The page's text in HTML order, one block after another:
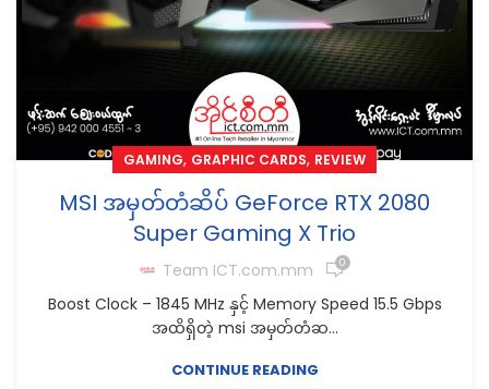
GAMING, GRAPHIC CARDS, REVIEW
MSI အမှတ်တံဆိပ် GeForce RTX 2080
Super Gaming X Trio
Team ICT.com.mm 0
Boost Clock – 1845 MHz နှင့် Memory Speed 15.5 Gbps
အထိရှိတဲ့ msi အမှတ်တံဆ...
CONTINUE READING